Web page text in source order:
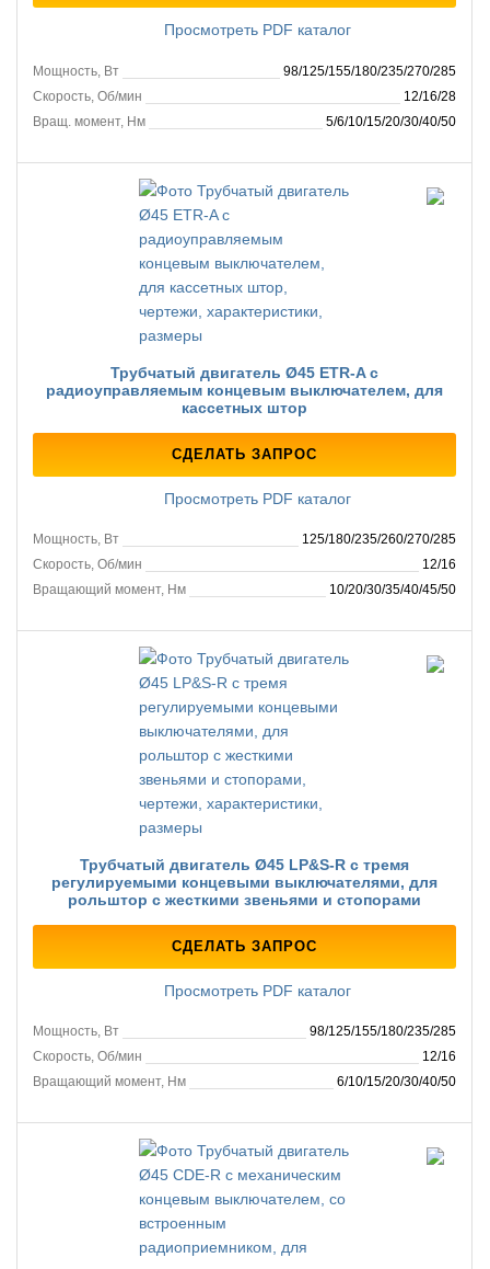
Просмотреть PDF каталог
Мощность, Вт
98/125/155/180/235/270/285
Скорость, Об/мин
12/16/28
Вращ. момент, Нм
5/6/10/15/20/30/40/50
Трубчатый двигатель Ø45 ETR-A с
радиоуправляемым концевым выключателем, для
кассетных штор
СДЕЛАТЬ ЗАПРОС
Просмотреть PDF каталог
Мощность, Вт
125/180/235/260/270/285
Скорость, Об/мин
12/16
Вращающий момент, Нм
10/20/30/35/40/45/50
Трубчатый двигатель Ø45 LP&S-R с тремя
регулируемыми концевыми выключателями, для
рольштор с жесткими звеньями и стопорами
СДЕЛАТЬ ЗАПРОС
Просмотреть PDF каталог
Мощность, Вт
98/125/155/180/235/285
Скорость, Об/мин
12/16
Вращающий момент, Нм
6/10/15/20/30/40/50